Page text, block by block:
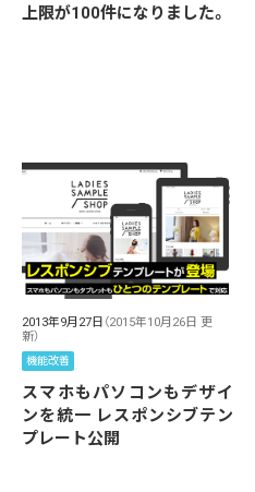
上限が100件になりました。
2013年9月27日 （2015年10月26日 更
新）
機能改善
スマホもパソコンもデザイ
ンを統一 レスポンシブテン
プレート公開